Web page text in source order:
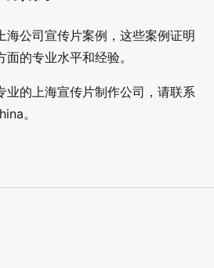
海公司宣传片案例，这些案例证明
的专业水平和经验。
业的上海宣传片制作公司，请联系
。